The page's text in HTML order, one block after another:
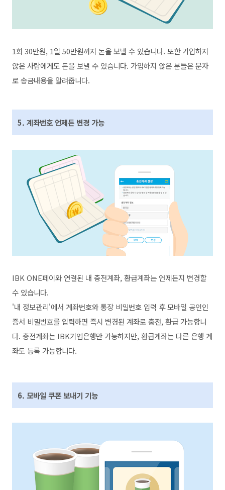
1회 30만원, 1일 50만원까지 돈을 보낼 수 있습니다. 또한 가입하지
않은 사람에게도 돈을 보낼 수 있습니다. 가입하지 않은 분들은 문자
로 송금내용을 알려줍니다.
5. 계좌번호 언제든 변경 가능
IBK ONE페이와 연결된 내 충전계좌, 환급계좌는 언제든지 변경할
수 있습니다.
'내 정보관리'에서 계좌번호와 통장 비밀번호 입력 후 모바일 공인인
증서 비밀번호를 입력하면 즉시 변경된 계좌로 충전, 환급 가능합니
다. 충전계좌는 IBK기업은행만 가능하지만, 환급계좌는 다른 은행 계
좌도 등록 가능합니다.
6. 모바일 쿠폰 보내기 기능